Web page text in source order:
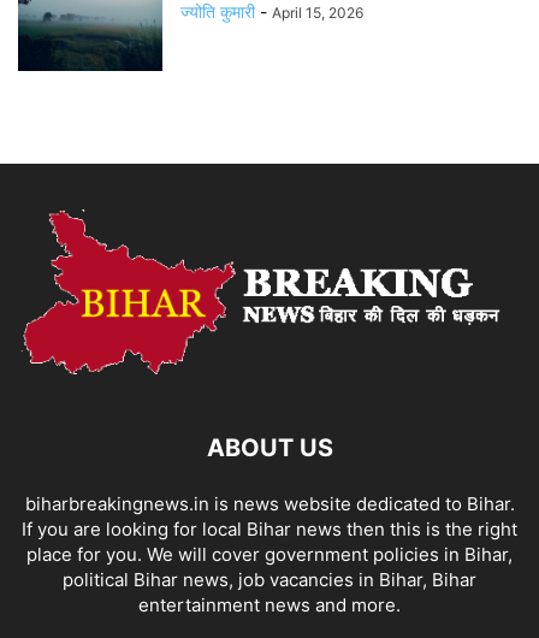
ज्योति कुमारी - April 15, 2026
ABOUT US
biharbreakingnews.in is news website dedicated to Bihar.
If you are looking for local Bihar news then this is the right
place for you. We will cover government policies in Bihar,
political Bihar news, job vacancies in Bihar, Bihar
entertainment news and more.